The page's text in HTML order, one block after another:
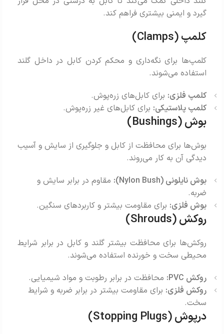
گیرد و ایمنی بیشتری فراهم کند.
کلمپ (Clamps)
کلمپ‌ها برای نگه‌داری و محکم کردن کابل در داخل گلند
استفاده می‌شوند.
کلمپ فلزی: برای کابل‌های زره‌پوش.
کلمپ پلاستیکی: برای کابل‌های غیر زره‌پوش.
بوش (Bushings)
بوش‌ها برای محافظت از کابل و جلوگیری از سایش و آسیب
دیدگی آن به کار می‌روند.
بوش نایلونی (Nylon Bush):
مقاوم در برابر سایش و
ضربه.
بوش فلزی: برای مقاومت بیشتر و کاربردهای سنگین.
روکش (Shrouds)
روکش‌ها برای محافظت بیشتر گلند و کابل در برابر شرایط
محیطی سخت و خورنده استفاده می‌شوند.
روکش PVC:
محافظت در برابر رطوبت و مواد شیمیایی.
روکش فلزی: برای مقاومت بیشتر در برابر ضربه و شرایط
سخت.
درپوش (Stopping Plugs)